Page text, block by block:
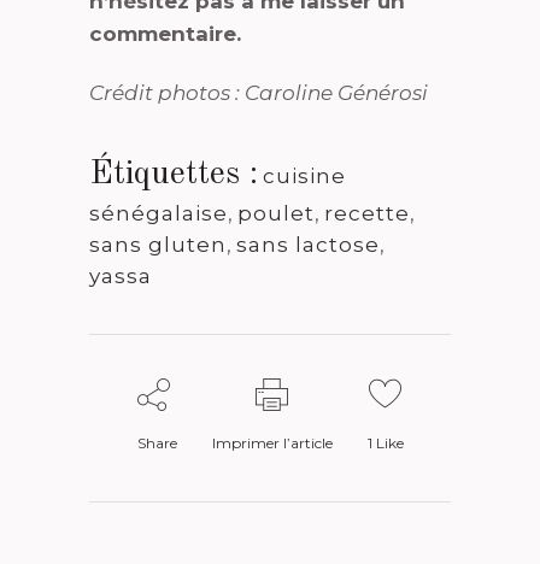
commentaire.
Crédit photos : Caroline Générosi
Étiquettes : cuisine
sénégalaise, poulet, recette,
sans gluten , sans lactose,
yassa
Share Imprimer l’article 1 Like